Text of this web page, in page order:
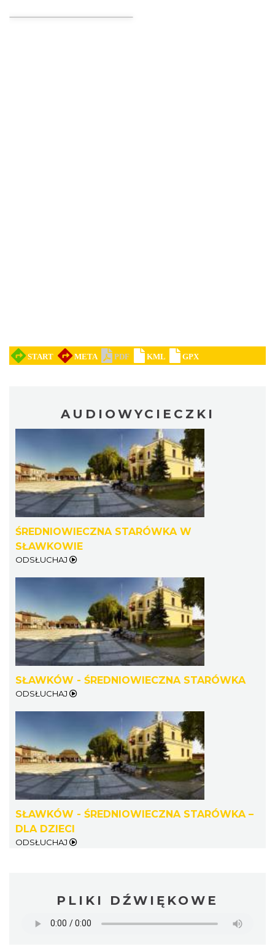
AUDIOWYCIECZKI
ŚREDNIOWIECZNA STARÓWKA W
SŁAWKOWIE
ODSŁUCHAJ
SŁAWKÓW - ŚREDNIOWIECZNA STARÓWKA
ODSŁUCHAJ
SŁAWKÓW - ŚREDNIOWIECZNA STARÓWKA –
DLA DZIECI
ODSŁUCHAJ
PLIKI DŹWIĘKOWE